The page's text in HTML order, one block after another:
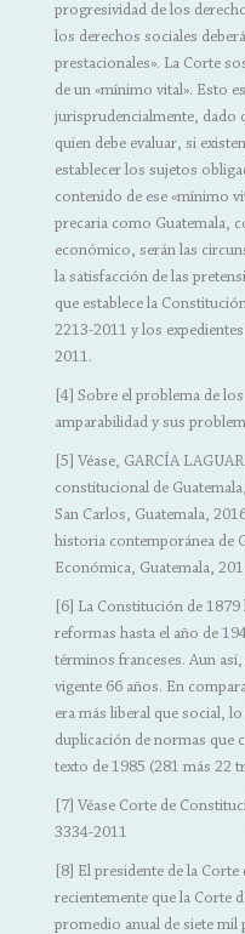
progresividad de los
los derechos sociales
prestacionales». La Corte
de un «mínimo vital». Esto
jurisprudencialmente, dado
quien debe evaluar, si
establecer los sujetos
contenido de ese «mínimo
precaria como Guatemala,
económico, serán las
la satisfacción de las
que establece la
2213-2011 y los
2011.
[4] Sobre el problema de
amparabilidad y sus
[5] Véase, GARCÍA
constitucional de
San Carlos, Guatemala,
historia contemporánea de
Económica, Guatemala,
[6] La Constitución de
reformas hasta el año de
términos franceses. Aun
vigente 66 años. En
era más liberal que social,
duplicación de normas que
texto de 1985 (281 más 22
[7] Véase Corte de
3334-2011
[8] El presidente de la
recientemente que la Corte
promedio anual de siete mil